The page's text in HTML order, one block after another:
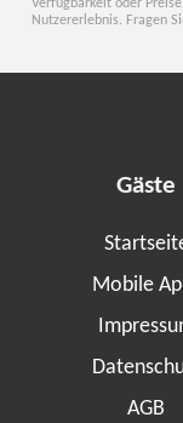
Verfügbarkeit oder
Nutzererlebnis. Fragen
Gäste
Mobile
AGB